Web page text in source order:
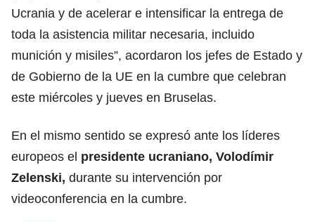
Ucrania y de acelerar e intensificar la entrega de
toda la asistencia militar necesaria, incluido
munición y misiles”, acordaron los jefes de Estado y
de Gobierno de la UE en la cumbre que celebran
este miércoles y jueves en Bruselas.
En el mismo sentido se expresó ante los líderes
europeos el presidente ucraniano, Volodímir
Zelenski, durante su intervención por
videoconferencia en la cumbre.